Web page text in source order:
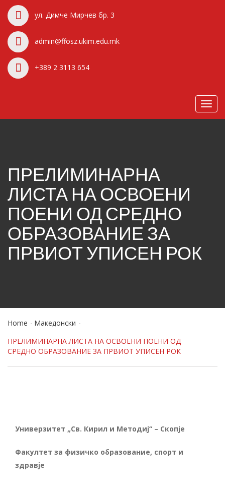
ул. Димче Мирчев бр. 3
admin@ffosz.ukim.edu.mk
+389 2 3113 654
ПРЕЛИМИНАРНА
ЛИСТА НА ОСВОЕНИ
ПОЕНИ ОД СРЕДНО
ОБРАЗОВАНИЕ ЗА
ПРВИОТ УПИСЕН РОК
Home
Македонски
ПРЕЛИМИНАРНА ЛИСТА НА ОСВОЕНИ ПОЕНИ ОД
СРЕДНО ОБРАЗОВАНИЕ ЗА ПРВИОТ УПИСЕН РОК
Универзитет „Св. Кирил и Методиј“ – Скопје
Факултет за физичко образование, спорт и
здравје